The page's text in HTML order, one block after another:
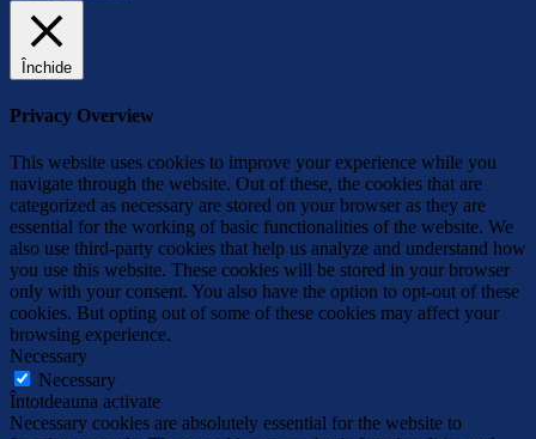
Închide
Privacy Overview
This website uses cookies to improve your experience while you
navigate through the website. Out of these, the cookies that are
categorized as necessary are stored on your browser as they are
essential for the working of basic functionalities of the website. We
also use third-party cookies that help us analyze and understand how
you use this website. These cookies will be stored in your browser
only with your consent. You also have the option to opt-out of these
cookies. But opting out of some of these cookies may affect your
browsing experience.
Necessary
Necessary
Întotdeauna activate
Necessary cookies are absolutely essential for the website to